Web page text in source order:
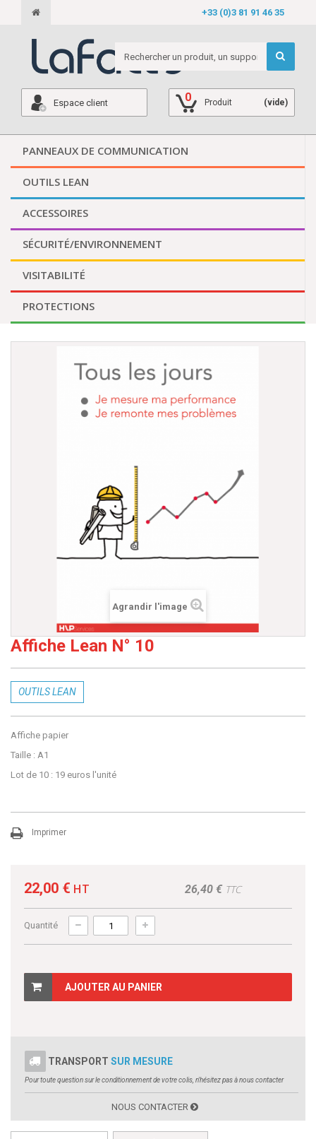
+33 (0)3 81 91 46 35
Espace client 0 Produit (vide)
PANNEAUX DE COMMUNICATION
OUTILS LEAN
ACCESSOIRES
SÉCURITÉ/ENVIRONNEMENT
VISITABILITÉ
PROTECTIONS
Agrandir l'image
Affiche Lean N° 10
OUTILS LEAN
Affiche papier
Taille : A1
Lot de 10 : 19 euros l'unité
Imprimer
22,00 € HT 26,40 €TTC
Quantité
AJOUTER AU PANIER
TRANSPORT SUR MESURE
Pour toute question sur le conditionnement de votre colis, n'hésitez pas à nous contacter
NOUS CONTACTER